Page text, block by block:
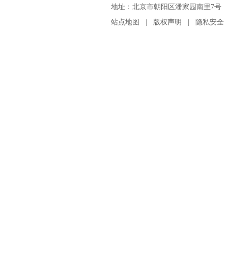
地址：北京市朝阳区潘家园南里7号
站点地图
版权声明 隐私安全